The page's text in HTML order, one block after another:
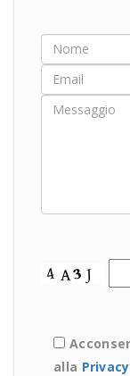
alla